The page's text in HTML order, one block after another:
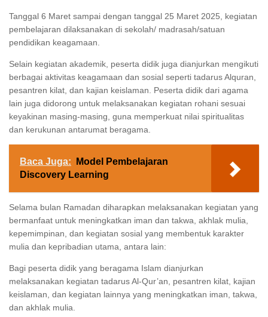
Tanggal 6 Maret sampai dengan tanggal 25 Maret 2025, kegiatan
pembelajaran dilaksanakan di sekolah/ madrasah/satuan
pendidikan keagamaan.
Selain kegiatan akademik, peserta didik juga dianjurkan mengikuti
berbagai aktivitas keagamaan dan sosial seperti tadarus Alquran,
pesantren kilat, dan kajian keislaman. Peserta didik dari agama
lain juga didorong untuk melaksanakan kegiatan rohani sesuai
keyakinan masing-masing, guna memperkuat nilai spiritualitas
dan kerukunan antarumat beragama.
Baca Juga:
Model Pembelajaran
Discovery Learning
Selama bulan Ramadan diharapkan melaksanakan kegiatan yang
bermanfaat untuk meningkatkan iman dan takwa, akhlak mulia,
kepemimpinan, dan kegiatan sosial yang membentuk karakter
mulia dan kepribadian utama, antara lain:
Bagi peserta didik yang beragama Islam dianjurkan
melaksanakan kegiatan tadarus Al-Qur’an, pesantren kilat, kajian
keislaman, dan kegiatan lainnya yang meningkatkan iman, takwa,
dan akhlak mulia.